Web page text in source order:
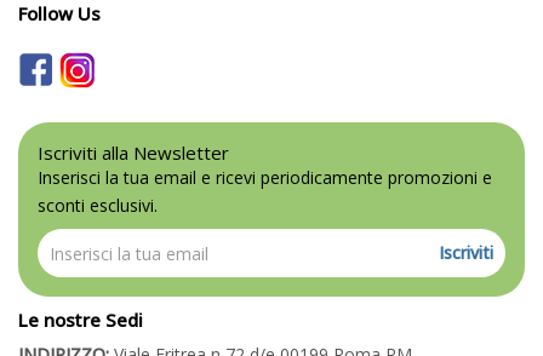
Follow Us
Iscriviti alla Newsletter
Inserisci la tua email e ricevi periodicamente promozioni e
sconti esclusivi.
Iscriviti
Le nostre Sedi